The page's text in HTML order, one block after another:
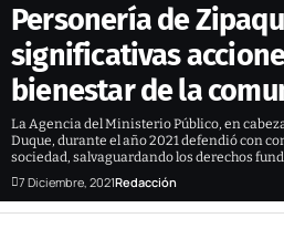
Personería de
significativas
bienestar de la
La Agencia del Ministerio Público, en
Duque, durante el año 2021 defendió con
sociedad, salvaguardando los derechos
7 Diciembre, 2021Redacción